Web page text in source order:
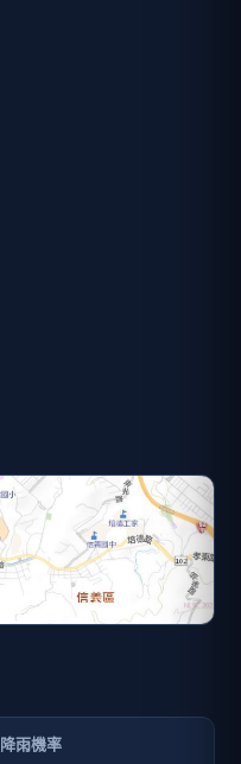
降雨機率